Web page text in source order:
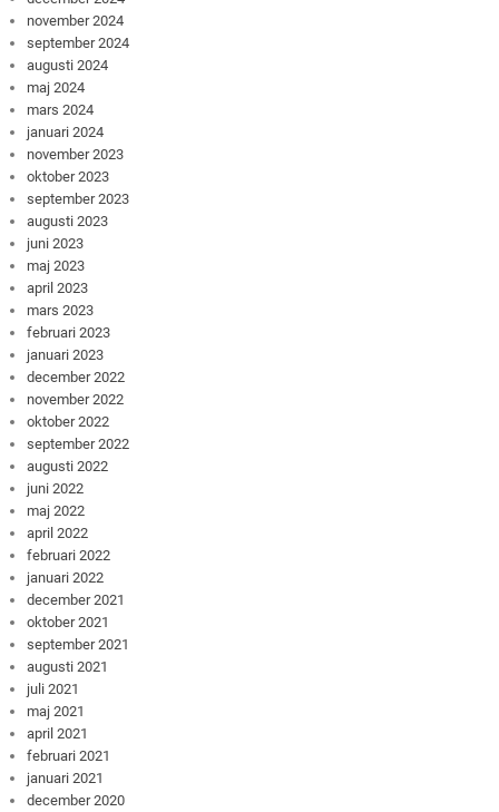
november 2024
september 2024
augusti 2024
maj 2024
mars 2024
januari 2024
november 2023
oktober 2023
september 2023
augusti 2023
juni 2023
maj 2023
april 2023
mars 2023
februari 2023
januari 2023
december 2022
november 2022
oktober 2022
september 2022
augusti 2022
juni 2022
maj 2022
april 2022
februari 2022
januari 2022
december 2021
oktober 2021
september 2021
augusti 2021
juli 2021
maj 2021
april 2021
februari 2021
januari 2021
december 2020